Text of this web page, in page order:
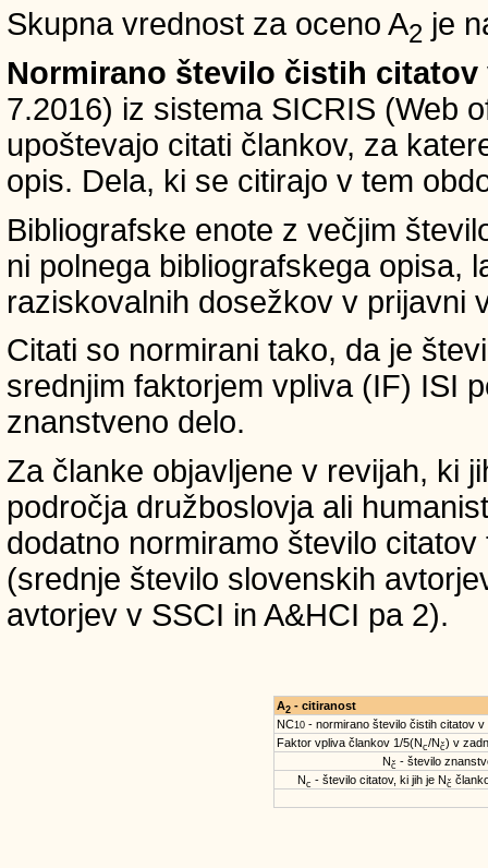
Skupna vrednost za oceno A2 je
Normirano število čistih citatov
7.2016) iz sistema SICRIS (Web
upoštevajo citati člankov, za
opis. Dela, ki se citirajo v tem
Bibliografske enote z večjim
ni polnega bibliografskega opisa,
raziskovalnih dosežkov v prijavni
Citati so normirani tako, da je
srednjim faktorjem vpliva (IF) ISI
znanstveno delo.
Za članke objavljene v revijah, ki
področja družboslovja ali
dodatno normiramo število
(srednje število slovenskih
avtorjev v SSCI in A&HCI pa 2).
A2- citiranost
NC10- normirano število čistih citatov v
Faktor vpliva člankov 1/5(Nc/Nč) v
Nč - število
Nc - število citatov, ki jih je Nč